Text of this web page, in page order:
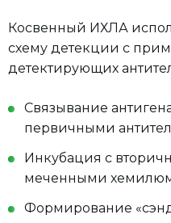
Косвенный ИХЛА
схему детекции с
детектирующих
Связывание
первичными
Инкубация с
меченными
Формирование